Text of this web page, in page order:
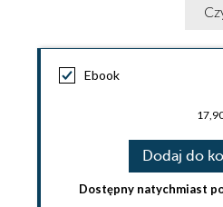
Ebook
Dodaj do
Dostępny natychmiast